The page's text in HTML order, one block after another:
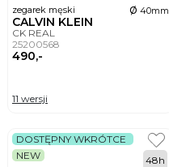
zegarek męski ø 40mm
CALVIN KLEIN
CK REAL
25200568
490,-
11 wersji
DOSTĘPNY WKRÓTCE
NEW
48h